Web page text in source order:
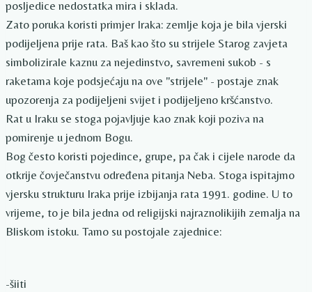
posljedice nedostatka mira i sklada.
Zato poruka koristi primjer Iraka: zemlje koja je bila vjerski
podijeljena prije rata. Baš kao što su strijele Starog zavjeta
simbolizirale kaznu za nejedinstvo, savremeni sukob - s
raketama koje podsjećaju na ove "strijele" - postaje znak
upozorenja za podijeljeni svijet i podijeljeno kršćanstvo.
Rat u Iraku se stoga pojavljuje kao znak koji poziva na
pomirenje u jednom Bogu.
Bog često koristi pojedince, grupe, pa čak i cijele narode da
otkrije čovječanstvu određena pitanja Neba. Stoga ispitajmo
vjersku strukturu Iraka prije izbijanja rata 1991. godine. U to
vrijeme, to je bila jedna od religijski najraznolikijih zemalja na
Bliskom istoku. Tamo su postojale zajednice:
-šiiti